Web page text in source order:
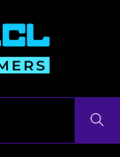
Buscar